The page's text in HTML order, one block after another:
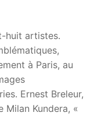
huit artistes.
à Paris, au
Ernest Breleur,
Kundera, «